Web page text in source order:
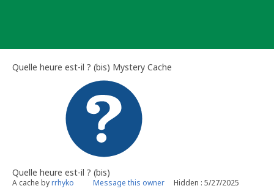
Quelle heure est-il ? (bis) Mystery Cache
Quelle heure est-il ? (bis)
A cache byrrhyko Message this owner Hidden : 5/27/2025